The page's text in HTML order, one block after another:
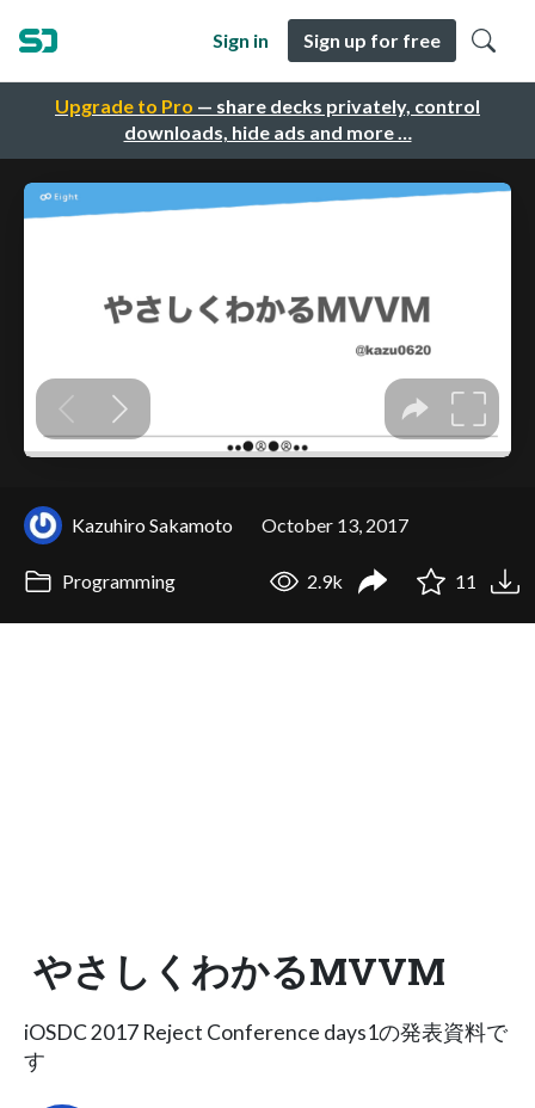
Upgrade to Pro — share decks privately, control
downloads, hide ads and more …
Sign in Sign up for free
Kazuhiro Sakamoto October 13, 2017
Programming 2.9k 11
やさしくわかるMVVM
iOSDC 2017 Reject Conference days1の発表資料で
す